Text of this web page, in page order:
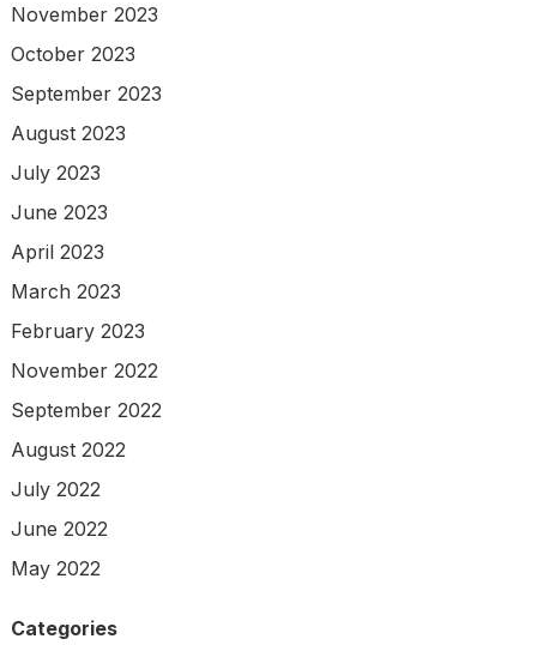
November 2023
October 2023
September 2023
August 2023
July 2023
June 2023
April 2023
March 2023
February 2023
November 2022
September 2022
August 2022
July 2022
June 2022
May 2022
Categories